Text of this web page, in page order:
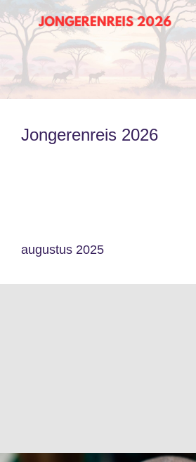
Jongerenreis 2026
augustus 2025